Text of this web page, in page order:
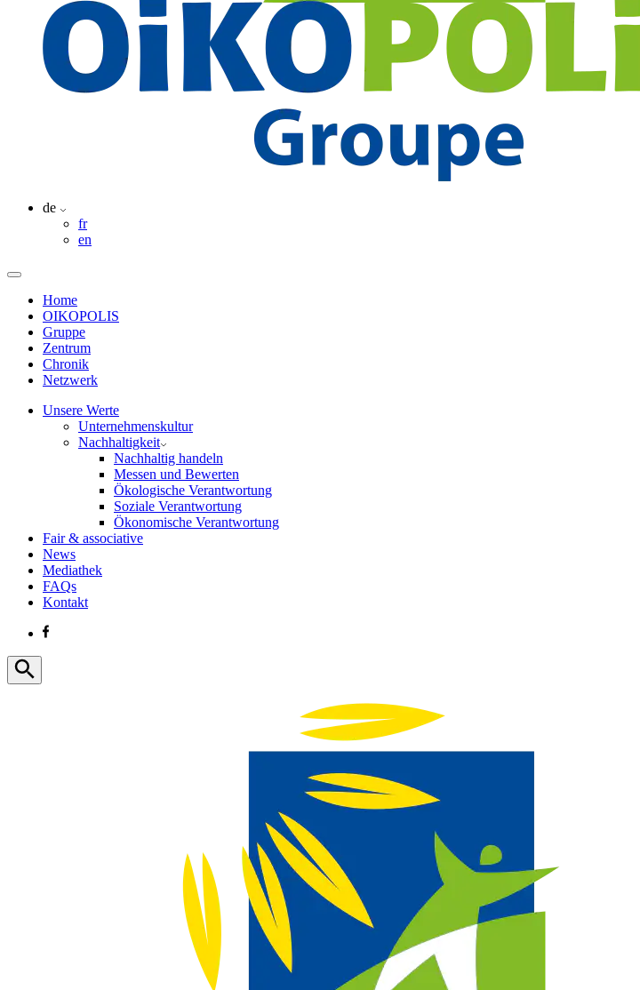
de
fr
en
Home
OIKOPOLIS
Gruppe
Zentrum
Chronik
Netzwerk
Unsere Werte
Unternehmenskultur
Nachhaltigkeit
Nachhaltig handeln
Messen und Bewerten
Ökologische Verantwortung
Soziale Verantwortung
Ökonomische Verantwortung
Fair & associative
News
Mediathek
FAQs
Kontakt